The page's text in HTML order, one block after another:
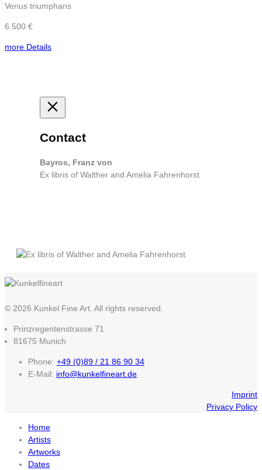
Venus triumphans
6.500 €
more Details
Contact
Bayros, Franz von
Ex libris of Walther and Amelia Fahrenhorst
© 2026 Kunkel Fine Art. All rights reserved.
Prinzregentenstrasse 71
81675 Munich
Phone: +49 (0)89 / 21 86 90 34
E-Mail: info@kunkelfineart.de
Imprint
Privacy Policy
Home
Artists
Artworks
Dates